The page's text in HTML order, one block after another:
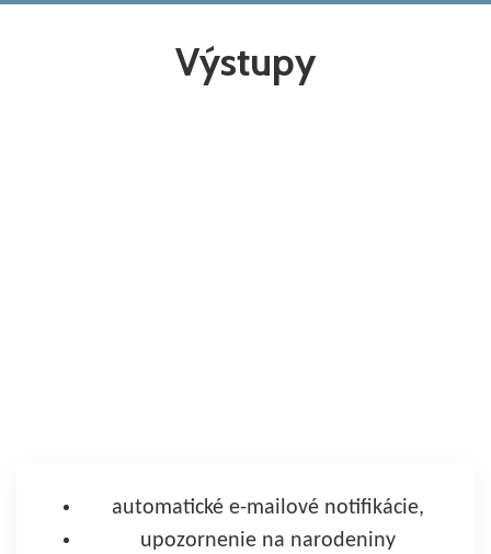
Výstupy
automatické e-mailové notifikácie,
upozornenie na narodeniny